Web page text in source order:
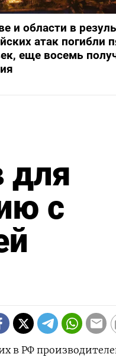
и области в
атак погибли
еще восемь
для
с
в РФ